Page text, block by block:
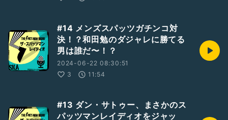
#14 メンズスパッツガチンコ対
決！？和田勉のダジャレに勝てる
男は誰だ〜！？
2024-06-22 08:30:51
3
11:54
#13 ダン・サトゥー、まさかのス
パッツマンレイディオをジャッ